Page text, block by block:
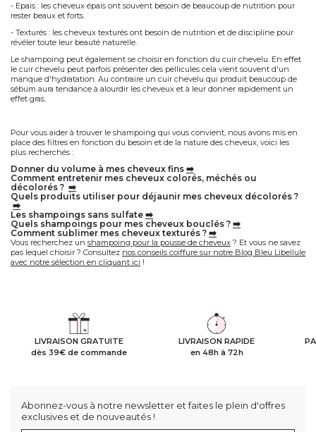
- Epais : les cheveux épais ont souvent besoin de beaucoup de nutrition pour
rester beaux et forts.
- Texturés : les cheveux texturés ont besoin de nutrition et de discipline pour
révéler toute leur beauté naturelle.
Le shampoing peut également se choisir en fonction du cuir chevelu. En effet
le cuir chevelu peut parfois présenter des pellicules cela vient souvent d'un
manque d'hydratation. Au contraire un cuir chevelu qui produit beaucoup de
sébum aura tendance à alourdir les cheveux et à leur donner rapidement un
effet gras.
Pour vous aider à trouver le shampoing qui vous convient, nous avons mis en
place des filtres en fonction du besoin et de la nature des cheveux, voici les
plus recherchés :
donner du volume à mes cheveux fins ➡️
comment entretenir mes cheveux colorés, méchés ou
décolorés ? ➡️
quels produits utiliser pour déjaunir mes cheveux décolorés ?
➡️
les shampoings sans sulfate ➡️
quels shampoings pour mes cheveux bouclés ? ➡️
comment sublimer mes cheveux texturés ? ➡️
Vous recherchez un shampoing pour la pousse de cheveux ? Et vous ne savez
pas lequel choisir ? Consultez nos conseils coiffure sur notre Blog Bleu Libellule
avec notre sélection en cliquant ici !
LIVRAISON GRATUITE
dès 39€ de commande
LIVRAISON RAPIDE
en 48h à 72h
Abonnez-vous à notre newsletter et faites le plein d'offres
exclusives et de nouveautés !